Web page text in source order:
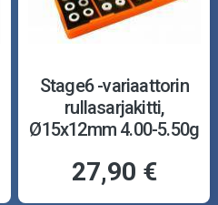
Stage6 -variaattorin
rullasarjakitti,
Ø15x12mm 4.00-5.50g
27,90 €